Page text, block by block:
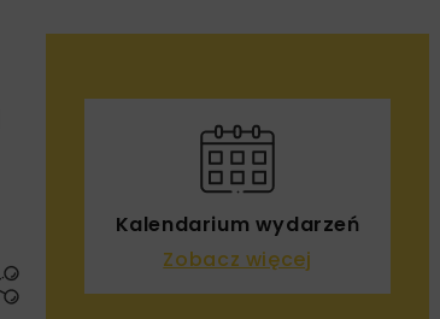
Kalendarium wydarzeń
Zobacz więcej